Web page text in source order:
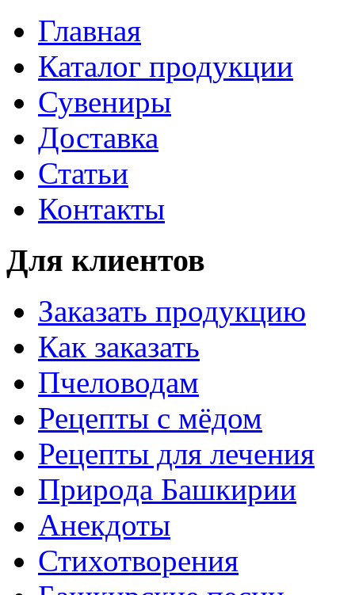
Главная
Каталог продукции
Сувениры
Доставка
Статьи
Контакты
Для клиентов
Заказать продукцию
Как заказать
Пчеловодам
Рецепты с мёдом
Рецепты для лечения
Природа Башкирии
Анекдоты
Стихотворения